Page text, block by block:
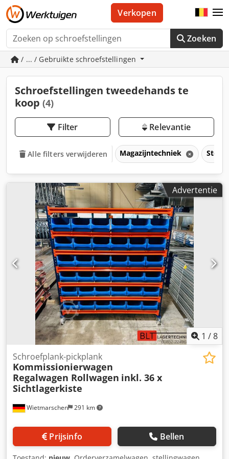
Zoeken
Verkopen
/ ... / Gebruikte schroefstellingen
Schroefstellingen tweedehands te
koop (4)
Filter Relevantie
Alle filters verwijderen Magazijntechniek
Advertentie
1 /8
Wietmarschen 291 km
Schroefplank-pickplank
Kommissionierwagen
Regalwagen Rollwagen inkl. 36 x
Sichtlagerkiste
Prijsinfo Bellen